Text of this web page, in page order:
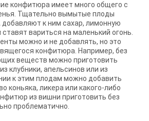
конфитюра имеет много общего с
Тщательно вымытые плоды
добавляют к ним сахар, лимонную
вариться на маленький огонь.
можно и не добавлять, но это
конфитюра. Например, без
веществ можно приготовить
клубники, апельсинов или из
к этим плодам можно добавить
коньяка, ликера или какого-либо
из вишни приготовить без
проблематично.